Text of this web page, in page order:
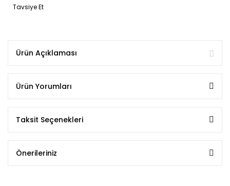
Tavsiye Et
Ürün Açıklaması
Ürün Yorumları
Taksit Seçenekleri
Önerileriniz